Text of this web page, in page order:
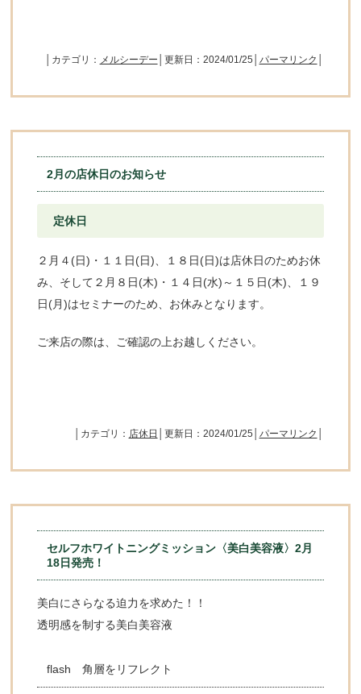
│カテゴリ： メルシーデー │更新日：2024/01/25│ パーマリンク
2月の店休日のお知らせ
定休日
２月４(日)・１１日(日)、１８日(日)は店休日のためお休
み、そして２月８日(木)・１４日(水)～１５日(木)、１９
日(月)はセミナーのため、お休みとなります。
ご来店の際は、ご確認の上お越しください。
│カテゴリ： 店休日 │更新日：2024/01/25│ パーマリンク
セルフホワイトニングミッション〈美白美容液〉2月
18日発売！
美白にさらなる迫力を求めた！！
透明感を制する美白美容液
flash 角層をリフレクト